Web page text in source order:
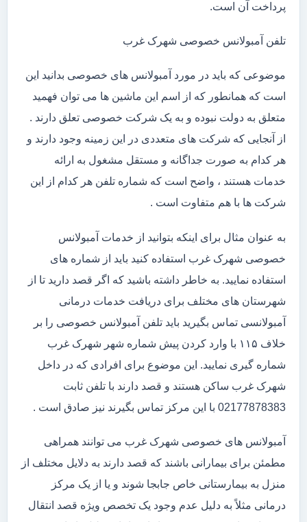
پرداخت آن است.
تلفن آمبولانس خصوصی شهرک غرب
موضوعی که باید در مورد آمبولانس های خصوصی بدانید این
است که همانطور که از اسم این ماشین ها می توان فهمید
متعلق به دولت نبوده و به یک شرکت خصوصی تعلق دارند .
از آنجایی که شرکت های متعددی در این زمینه وجود دارند و
هر کدام به صورت جداگانه و مستقل مشغول به ارائه
خدمات هستند ، واضح است که شماره تلفن هر کدام از این
شرکت ها با هم متفاوت است .
به عنوان مثال برای اینکه بتوانید از خدمات آمبولانس
خصوصی شهرک غرب استفاده کنید باید از شماره های
استفاده نمایید. به خاطر داشته باشید که اگر قصد دارید تا از
شهرستان های مختلف برای دریافت خدمات درمانی
آمبولانسی تماس بگیرید باید تلفن آمبولانس خصوصی را بر
خلاف ۱۱۵ با وارد کردن پیش شماره شهر شهرک غرب
شماره گیری نمایید. این موضوع برای افرادی که در داخل
شهرک غرب ساکن هستند و قصد دارند با تلفن ثابت
02177878383 با این مرکز تماس بگیرند نیز صادق است .
آمبولانس های خصوصی شهرک غرب می توانند همراهی
مطمئن برای بیمارانی باشند که قصد دارند به دلایل مختلف از
منزل به بیمارستانی خاص جابجا شوند و یا از یک مرکز
درمانی مثلاً به دلیل عدم وجود یک تخصص ویژه قصد انتقال